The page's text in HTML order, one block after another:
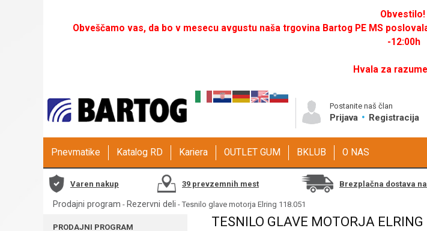
Obvestilo!
Obveščamo vas, da bo v mesecu avgustu naša trgovina Bartog PE MS
-12:00h
Hvala za
Postanite naš član
Prijava Registracija
Pnevmatike Katalog RD Kariera OUTLET GUM BKLUB O NAS
Varen nakup 39 prevzemnih mest Brezplačna dostava
Prodajni program - Rezervni deli - Tesnilo glave motorja Elring 118.051
PRODAJNI PROGRAM TESNILO GLAVE MOTORJA ELRING